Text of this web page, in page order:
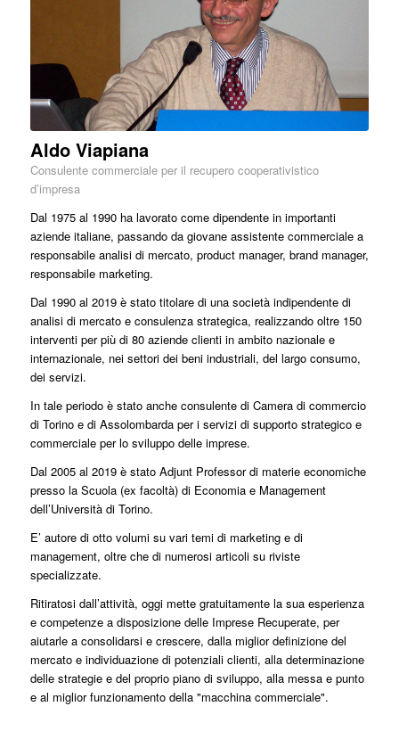
Aldo Viapiana
Consulente commerciale per il recupero cooperativistico
d’impresa
Dal 1975 al 1990 ha lavorato come dipendente in importanti
aziende italiane, passando da giovane assistente commerciale a
responsabile analisi di mercato, product manager, brand manager,
responsabile marketing.
Dal 1990 al 2019 è stato titolare di una società indipendente di
analisi di mercato e consulenza strategica, realizzando oltre 150
interventi per più di 80 aziende clienti in ambito nazionale e
internazionale, nei settori dei beni industriali, del largo consumo,
dei servizi.
In tale periodo è stato anche consulente di Camera di commercio
di Torino e di Assolombarda per i servizi di supporto strategico e
commerciale per lo sviluppo delle imprese.
Dal 2005 al 2019 è stato Adjunt Professor di materie economiche
presso la Scuola (ex facoltà) di Economia e Management
dell’Università di Torino.
E’ autore di otto volumi su vari temi di marketing e di
management, oltre che di numerosi articoli su riviste
specializzate.
Ritiratosi dall’attività, oggi mette gratuitamente la sua esperienza
e competenze a disposizione delle Imprese Recuperate, per
aiutarle a consolidarsi e crescere, dalla miglior definizione del
mercato e individuazione di potenziali clienti, alla determinazione
delle strategie e del proprio piano di sviluppo, alla messa e punto
e al miglior funzionamento della "macchina commerciale".